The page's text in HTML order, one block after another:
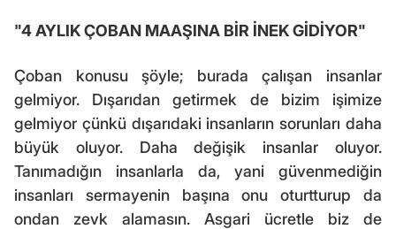
"4 AYLIK ÇOBAN MAAŞINA BİR İNEK GİDİYOR"
Çoban konusu şöyle; burada çalışan insanlar
gelmiyor. Dışarıdan getirmek de bizim işimize
gelmiyor çünkü dışarıdaki insanların sorunları daha
büyük oluyor. Daha değişik insanlar oluyor.
Tanımadığın insanlarla da, yani güvenmediğin
insanları sermayenin başına onu oturtturup da
ondan zevk alamasın. Asgari ücretle biz de